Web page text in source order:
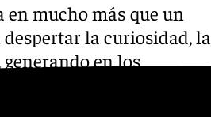
en mucho más que un
despertar la curiosidad, la
en los
con la